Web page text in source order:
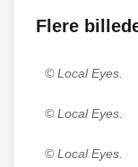
Flere
© Local Eyes.
© Local Eyes.
© Local Eyes.